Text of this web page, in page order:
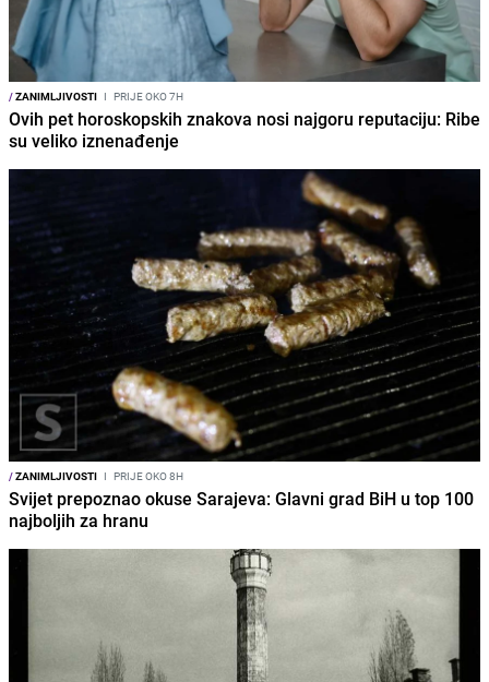
/ZANIMLJIVOSTI I PRIJE OKO 7H
Ovih pet horoskopskih znakova nosi najgoru reputaciju: Ribe
su veliko iznenađenje
/ZANIMLJIVOSTI I PRIJE OKO 8H
Svijet prepoznao okuse Sarajeva: Glavni grad BiH u top 100
najboljih za hranu